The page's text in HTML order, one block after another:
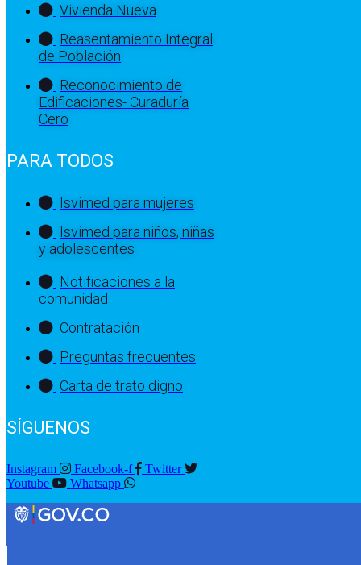
Vivienda Nueva
Reasentamiento Integral
de Población
Reconocimiento de
Edificaciones- Curaduría
Cero
PARA TODOS
Isvimed para mujeres
Isvimed para niños, niñas
y adolescentes
Notificaciones a la
comunidad
Contratación
Preguntas frecuentes
Carta de trato digno
SÍGUENOS
Instagram Facebook-f
Twitter
Youtube
Whatsapp